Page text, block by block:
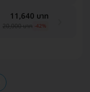
11,640 บาท
20,000 บาท -42%